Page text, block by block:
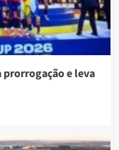
prorrogação e leva